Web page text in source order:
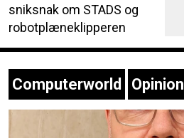
sniksnak om STADS og
robotplæneklipperen
Computerworld Opinion